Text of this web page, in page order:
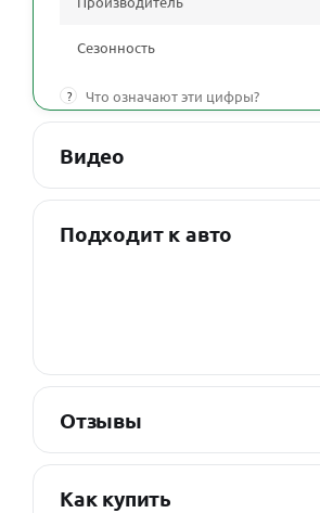
Сезонность
? Что означают эти цифры?
Видео
Подходит к авто
Отзывы
Как купить